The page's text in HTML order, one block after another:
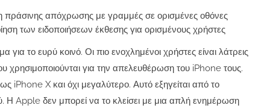
πράσινης απόχρωσης με γραμμές σε ορισμένες οθόνες
των ειδοποιήσεων έκθεσης για ορισμένους χρήστες
για το ευρύ κοινό. Οι πιο ενοχλημένοι χρήστες είναι λάτρεις
χρησιμοποιούνται για την απελευθέρωση του iPhone τους.
iPhone X και όχι μεγαλύτερο. Αυτό εξηγείται από το
Η Apple δεν μπορεί να το κλείσει με μια απλή ενημέρωση